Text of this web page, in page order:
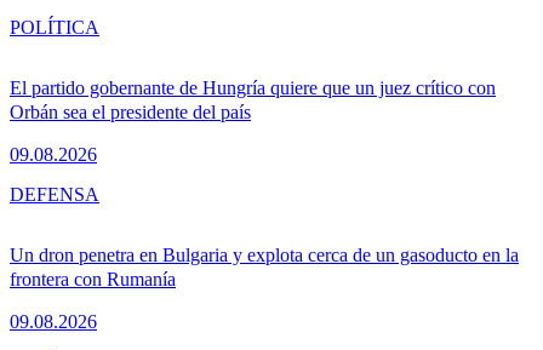
El partido gobernante de Hungría quiere que un juez crítico con
Orbán sea el presidente del país
09.08.2026
POLÍTICA
Un dron penetra en Bulgaria y explota cerca de un gasoducto en la
frontera con Rumanía
09.08.2026
DEFENSA